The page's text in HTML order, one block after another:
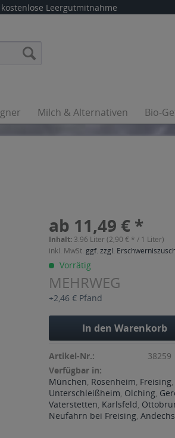
Leergutmitnahme
Milch & Alternativen Bio-
ab 11,49 € *
Inhalt: 3.96 Liter (2,90 € * / 1 Liter)
inkl. MwSt. ggf. zzgl.
Vorrätig
MEHRWEG
+2,46 € Pfand
In den Warenkorb
Artikel-Nr.:
38259
Verfügbar in:
München, Rosenheim, Freising,
Unterschleißheim, Olching,
Vaterstetten, Karlsfeld,
Neufahrn bei Freising,Andechs